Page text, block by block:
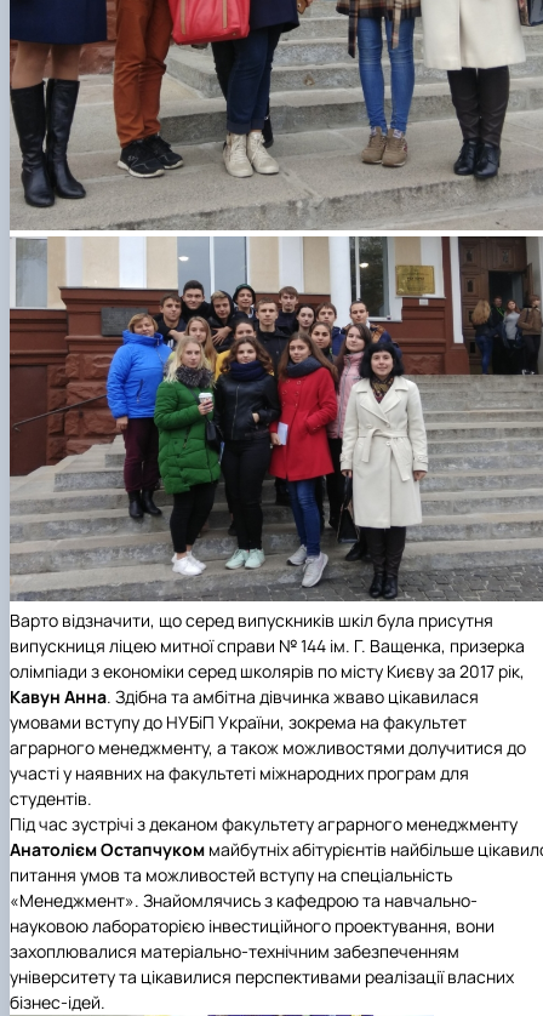
Варто відзначити, що серед випускників шкіл була присутня
випускниця ліцею митної справи № 144 ім. Г. Ващенка, призерка
олімпіади з економіки серед школярів по місту Києву за 2017 рік,
Кавун Анна. Здібна та амбітна дівчинка жваво цікавилася
умовами вступу до НУБіП України, зокрема на факультет
аграрного менеджменту, а також можливостями долучитися до
участі у наявних на факультеті міжнародних програм для
студентів.
Під час зустрічі з деканом факультету аграрного менеджменту
Анатолієм Остапчуком майбутніх абітурієнтів найбільше
питання умов та можливостей вступу на спеціальність
«Менеджмент». Знайомлячись з кафедрою та навчально-
науковою лабораторією інвестиційного проектування, вони
захоплювалися матеріально-технічним забезпеченням
університету та цікавилися перспективами реалізації власних
бізнес-ідей.